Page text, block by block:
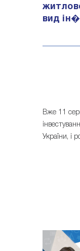
вид
Вже 11
України, і